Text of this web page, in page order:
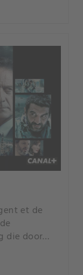
et de
die door